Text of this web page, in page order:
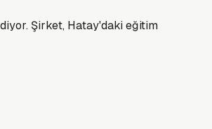
Şirket, Hatay'daki eğitim